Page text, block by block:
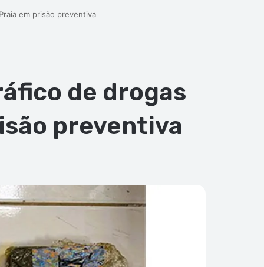
em prisão preventiva
de drogas
preventiva